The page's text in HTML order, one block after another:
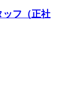
フ（正社